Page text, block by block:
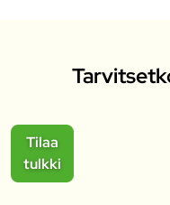
Tilaa
tulkki